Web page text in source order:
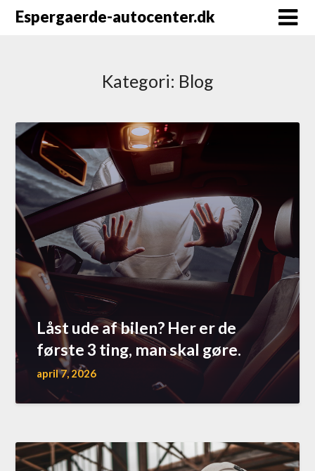
Espergaerde-autocenter.dk
Kategori: Blog
Låst ude af bilen? Her er de
første 3 ting, man skal gøre.
april 7, 2026